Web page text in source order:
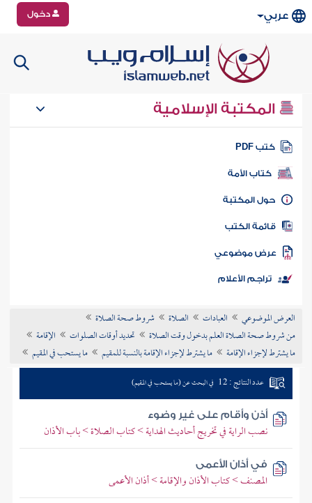
عربي دخول
المكتبة الإسلامية
كتب PDF
كتاب الأمة
المكتبة
الكتب
موضوعي
تراجم الأعلام
العرض الموضوعي العبادات الصلاة
شروط صحة الصلاة
من شروط صحة الصلاة العلم بدخول وقت الصلاة
تحديد أوقات الصلوات
الإقامة
ما يشترط لإجزاء الإقامة
ما يشترط لإجزاء الإقامة بالنسبة للمقيم ما يستحب في المقيم
عدد النتائج : 12 في البحث عن (ما يستحب في المقيم)
أذن وأقام على غير وضوء
نصب الراية في تخريج أحاديث الهداية > كتاب الصلاة > باب الأذان
في أذان الأعمى
المصنف > كتاب الأذان والإقامة > أذان الأعمى